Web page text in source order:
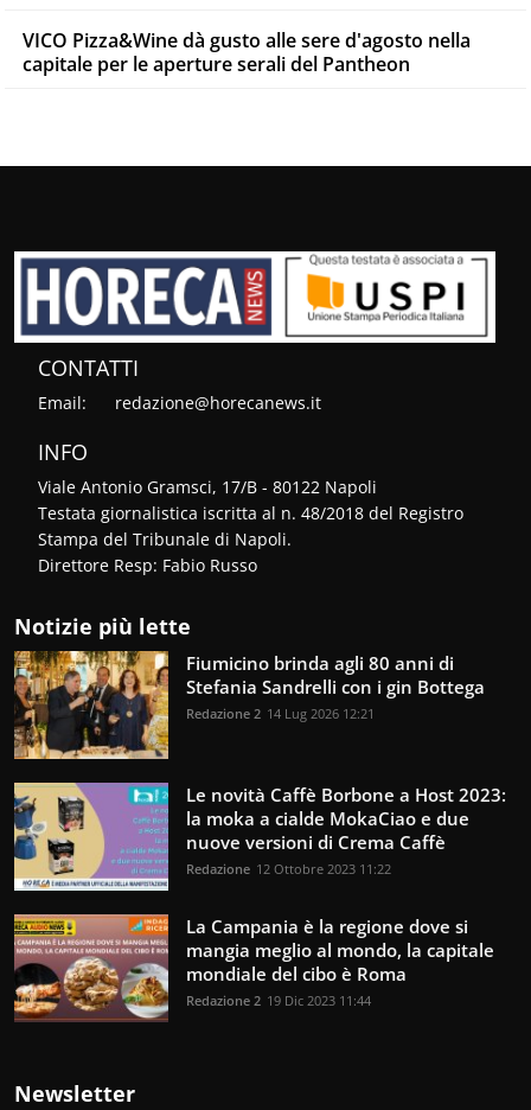
VICO Pizza&Wine dà gusto alle sere d'agosto nella
capitale per le aperture serali del Pantheon
CONTATTI
Email: redazione@horecanews.it
INFO
Viale Antonio Gramsci, 17/B - 80122 Napoli
Testata giornalistica iscritta al n. 48/2018 del Registro
Stampa del Tribunale di Napoli.
Direttore Resp: Fabio Russo
Notizie più lette
Fiumicino brinda agli 80 anni di
Stefania Sandrelli con i gin Bottega
Redazione 2 14 Lug 2026 12:21
Le novità Caffè Borbone a Host 2023:
la moka a cialde MokaCiao e due
nuove versioni di Crema Caffè
Redazione 12 Ottobre 2023 11:22
La Campania è la regione dove si
mangia meglio al mondo, la capitale
mondiale del cibo è Roma
Redazione 2 19 Dic 2023 11:44
Newsletter